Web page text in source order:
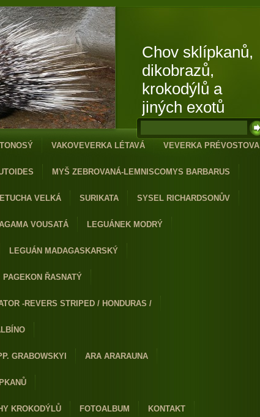
Chov sklípkanů,
dikobrazů,
krokodýlů a
jiných exotů
VAKOVEVERKA LÉTAVÁ VEVERKA PRÉVOSTOVA
MYŠ ZEBROVANÁ-LEMNISCOMYS BARBARUS
VELKÁ SURIKATA SYSEL RICHARDSONŮV
VOUSATÁ LEGUÁNEK MODRÝ
LEGUÁN MADAGASKARSKÝ
PAGEKON ŘASNATÝ
-REVERS STRIPED / HONDURAS /
GRABOWSKYI ARA ARARAUNA
KROKODÝLŮ FOTOALBUM KONTAKT